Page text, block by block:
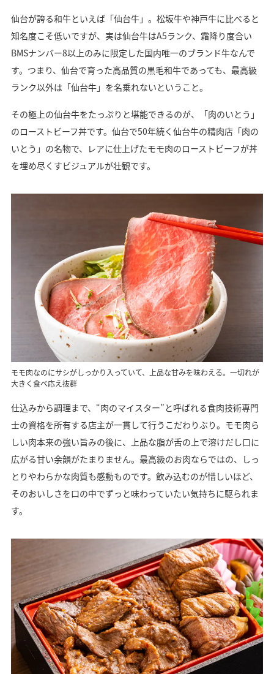
仙台が誇る和牛といえば「仙台牛」。松坂牛や神戸牛に比べると
知名度こそ低いですが、実は仙台牛はA5ランク、霜降り度合い
BMSナンバー8以上のみに限定した国内唯一のブランド牛なんで
す。つまり、仙台で育った高品質の黒毛和牛であっても、最高級
ランク以外は「仙台牛」を名乗れないということ。
その極上の仙台牛をたっぷりと堪能できるのが、「肉のいとう」
のローストビーフ丼です。仙台で50年続く仙台牛の精肉店「肉の
いとう」の名物で、レアに仕上げたモモ肉のローストビーフが丼
を埋め尽くすビジュアルが壮観です。
モモ肉なのにサシがしっかり入っていて、上品な甘みを味わえる。一切れが
大きく食べ応え抜群
仕込みから調理まで、“肉のマイスター”と呼ばれる食肉技術専門
士の資格を所有する店主が一貫して行うこだわりぶり。モモ肉ら
しい肉本来の強い旨みの後に、上品な脂が舌の上で溶けだし口に
広がる甘い余韻がたまりません。最高級のお肉ならではの、しっ
とりやわらかな肉質も感動ものです。飲み込むのが惜しいほど、
そのおいしさを口の中でずっと味わっていたい気持ちに駆られま
す。